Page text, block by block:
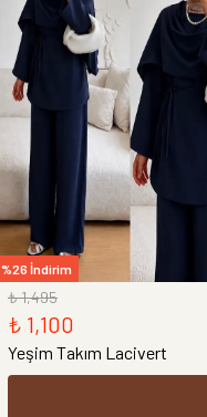
%26 İndirim
₺ 1,495
₺ 1,100
Yeşim Takım Lacivert